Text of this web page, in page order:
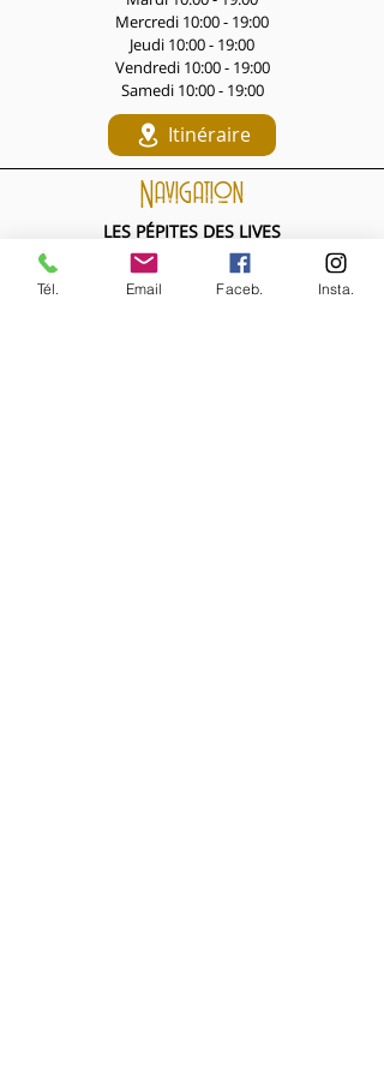
Mercredi 10:00 - 19:00
Jeudi 10:00 - 19:00
Vendredi 10:00 - 19:00
Samedi 10:00 - 19:00
Itinéraire
Navigation
LES PÉPITES DES LIVES
Nouveautés de la semaine
Les Archives de la Comtesse
Tél. Email Faceb. Insta.